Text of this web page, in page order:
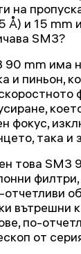
на
Å) и 15 mm
SM3?
90 mm има
и пиньон,
фокус,
така и
това SM3
отчетливи
вътрешни
по-
от